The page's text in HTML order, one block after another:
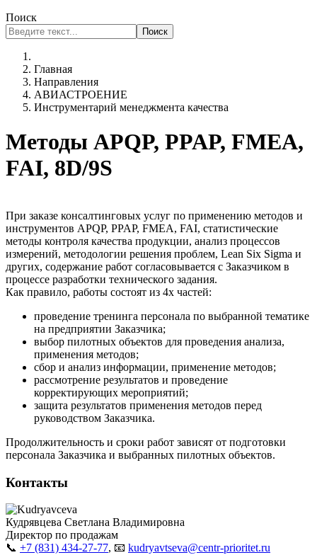
Поиск
Поиск
Главная
Направления
АВИАСТРОЕНИЕ
Инструментарий менеджмента качества
Методы APQP, PPAP, FMEA,
FAI, 8D/9S
При заказе консалтинговых услуг по применению методов и
инструментов APQP, PPAP, FMEA, FAI, статистические
методы контроля качества продукции, анализ процессов
измерений, методологии решения проблем, Lean Six Sigma и
других, содержание работ согласовывается с Заказчиком в
процессе разработки технического задания.
Как правило, работы состоят из 4х частей:
проведение тренинга персонала по выбранной тематике
на предприятии Заказчика;
выбор пилотных объектов для проведения анализа,
применения методов;
сбор и анализ информации, применение методов;
рассмотрение результатов и проведение
корректирующих мероприятий;
защита результатов применения методов перед
руководством Заказчика.
Продолжительность и сроки работ зависят от подготовки
персонала Заказчика и выбранных пилотных объектов.
Контакты
Кудрявцева Светлана Владимировна
Директор по продажам
📞 +7 (831) 434-27-77, 📧 kudryavtseva@centr-prioritet.ru